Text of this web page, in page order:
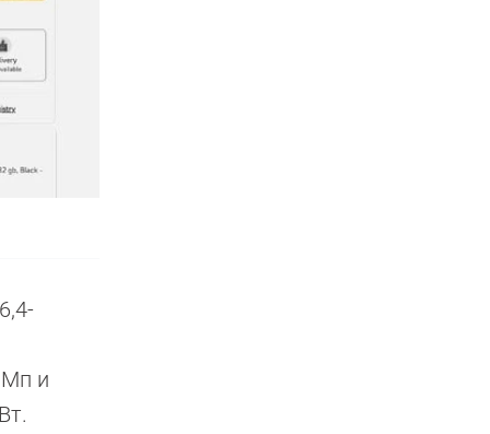
Мп и